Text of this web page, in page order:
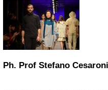
Ph. Prof Stefano Cesaroni